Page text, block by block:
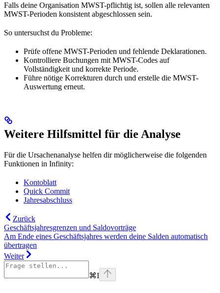
Falls deine Organisation MWST-pflichtig ist, sollen alle relevanten
MWST-Perioden konsistent abgeschlossen sein.
So untersuchst du Probleme:
Prüfe offene MWST-Perioden und fehlende Deklarationen.
Kontrolliere Buchungen mit MWST-Codes auf
Vollständigkeit und korrekte Periode.
Führe nötige Korrekturen durch und erstelle die MWST-
Auswertung erneut.
Weitere Hilfsmittel für die Analyse
Für die Ursachenanalyse helfen dir möglicherweise die folgenden
Funktionen in Infinity:
Kontoblatt
Quick Commit
Jahresabschluss
Zurück
Geschäftsjahresgrenzen und Saldovorträge
Am Ende eines Geschäftsjahres werden deine Salden automatisch
übertragen
Weiter
⌘I